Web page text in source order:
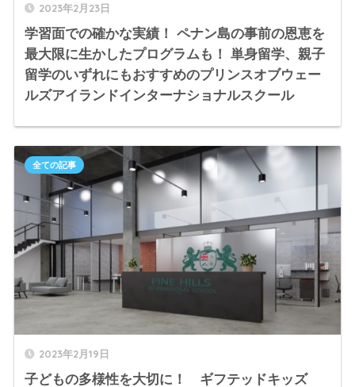
2023年2月23日
学習面での確かな実績！ ペナン島の事前の恩恵を
最大限に生かしたプログラムも！ 単身留学、親子
留学のいずれにもおすすめのプリンスオブウェー
ルズアイランドインターナショナルスクール
2023年2月19日
子どもの多様性を大切に！ ギフテッドキッズ
全ての記事